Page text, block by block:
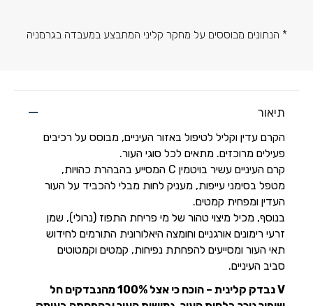
* הנתונים מבוססים על מחקר קליני המתבצע במעבדה בגרמניה
תיאור
הקרם עדין וקליל לטיפול באזור העיניים, מבוסס על רכיבים
פעילים מרוכזים. מתאים לכל סוגי העור.
קרם העיניים עשיר בויטמין C המסייע בהבהרת כהויות,
מטפל בסימני עייפות, מעניק לחות מבלי להכביד על העור
העדין ומפחית קמטים.
בנוסף, מכיל מיצוי טהור של מי פריחת התפוז (נרולי), שמן
זרעי רימונים אורגניים וחומצה היאלורונית התורמים לחידוש
תאי העור ומסייעים להפחתת נפיחות, קמטים וקמטוטים
סביב העיניים.
V נבדק קלינית – הוכח כי אצל 100% מהנבדקים חל